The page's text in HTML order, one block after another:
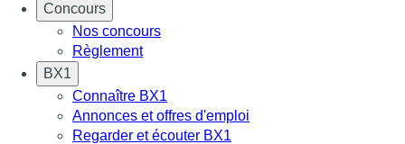
Concours
Nos concours
Règlement
BX1
Connaître BX1
Annonces et offres d'emploi
Regarder et écouter BX1